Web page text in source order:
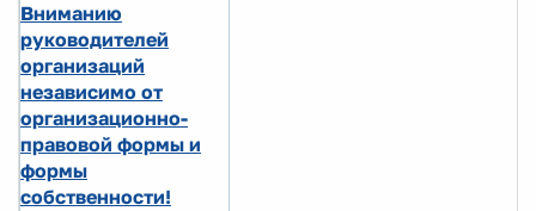
Вниманию
руководителей
организаций
независимо от
организационно-
правовой формы и
формы
собственности!